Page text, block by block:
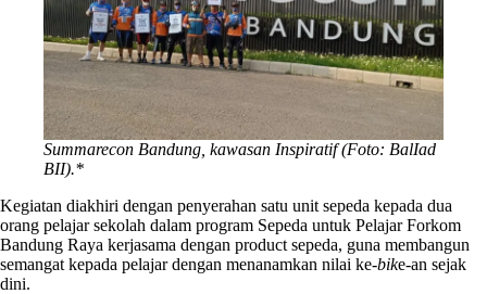
Summarecon Bandung, kawasan Inspiratif (Foto: BalIad
BII).*
Kegiatan diakhiri dengan penyerahan satu unit sepeda kepada dua
orang pelajar sekolah dalam program Sepeda untuk Pelajar Forkom
Bandung Raya kerjasama dengan product sepeda, guna membangun
semangat kepada pelajar dengan menanamkan nilai ke-bike-an sejak
dini.